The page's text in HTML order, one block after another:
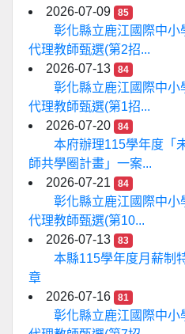
2026-07-09
85
彰化縣立鹿江國際中
代理教師甄選(第2招...
2026-07-13
84
彰化縣立鹿江國際中
代理教師甄選(第1招...
2026-07-20
84
本府辦理115學年度「
師共學圈計畫」一案...
2026-07-21
84
彰化縣立鹿江國際中
代理教師甄選(第10...
2026-07-13
83
本縣115學年度月薪制
章
2026-07-16
81
彰化縣立鹿江國際中